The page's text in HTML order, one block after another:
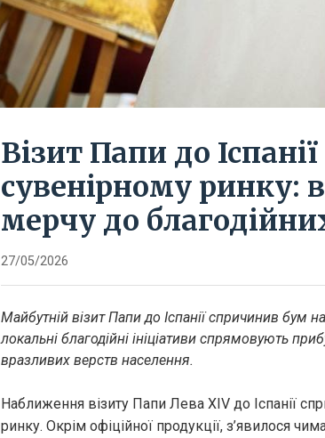
Візит Папи до
сувенірному ринку:
мерчу до
27/05/2026
Майбутній візит Папи до Іспанії спричинив бум
локальні благодійні ініціативи спрямовують
вразливих верств населення.
Наближення візиту Папи Лева XIV до Іспанії
ринку. Окрім офіційної продукції, з’явилося